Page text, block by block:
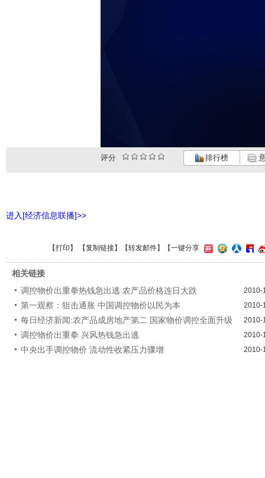
评分 排行榜
进入[经济信息联播]>>
【打印 】 【复制链接】【转发邮件】 【一键分享
相关链接
调控物价出重拳热钱急出逃 农产品价格连日大跌
2010-
第一观察：狙击通胀 中国调控物价以民为本 2010-
每日经济新闻:农产品成房地产第二 国家物价调控全面升级 2010-
调控物价出重拳 兴风热钱急出逃 2010-
中央出手调控物价 流动性收紧压力骤增 2010-